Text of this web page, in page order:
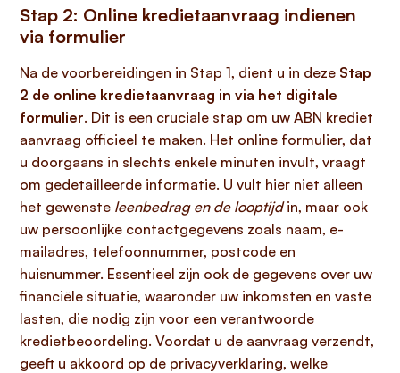
Stap 2: Online kredietaanvraag indienen
via formulier
Na de voorbereidingen in Stap 1, dient u in deze Stap
2 de online kredietaanvraag in via het digitale
formulier. Dit is een cruciale stap om uw ABN krediet
aanvraag officieel te maken. Het online formulier, dat
u doorgaans in slechts enkele minuten invult, vraagt
om gedetailleerde informatie. U vult hier niet alleen
het gewenste leenbedrag en de looptijdin, maar ook
uw persoonlijke contactgegevens zoals naam, e-
mailadres, telefoonnummer, postcode en
huisnummer. Essentieel zijn ook de gegevens over uw
financiële situatie, waaronder uw inkomsten en vaste
lasten, die nodig zijn voor een verantwoorde
kredietbeoordeling. Voordat u de aanvraag verzendt,
geeft u akkoord op de privacyverklaring, welke